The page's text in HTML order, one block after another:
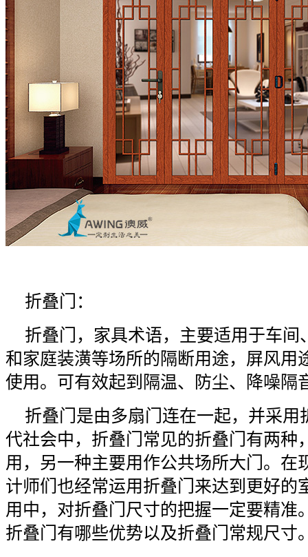
折叠门：
折叠门，家具术语，主要适用于车间
和家庭装潢等场所的隔断用途，屏风用
使用。可有效起到隔温、防尘、降噪隔
折叠门是由多扇门连在一起，并采用
代社会中，折叠门常见的折叠门有两种
用，另一种主要用作公共场所大门。在
计师们也经常运用折叠门来达到更好的
用中，对折叠门尺寸的把握一定要精准
折叠门有哪些优势以及折叠门常规尺寸